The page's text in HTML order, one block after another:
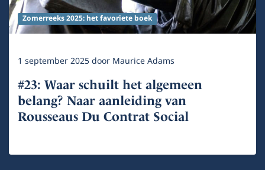
Zomerreeks 2025: het favoriete boek
1 september 2025door Maurice Adams
#23: Waar schuilt het algemeen
belang? Naar aanleiding van
Rousseaus Du Contrat Social